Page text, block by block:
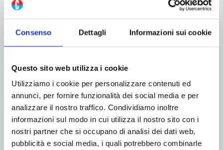
Consenso Dettagli Informazioni sui cookie
Questo sito web utilizza i cookie
Utilizziamo i cookie per personalizzare contenuti ed
annunci, per fornire funzionalità dei social media e per
analizzare il nostro traffico. Condividiamo inoltre
informazioni sul modo in cui utilizza il nostro sito con i
nostri partner che si occupano di analisi dei dati web,
pubblicità e social media, i quali potrebbero combinarle
ADV